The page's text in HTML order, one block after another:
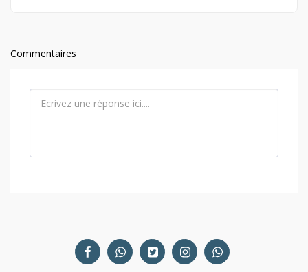
Commentaires